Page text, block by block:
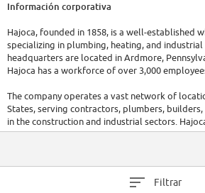
Información corporativa
Hajoca, founded in 1858, is a well-established
specializing in plumbing, heating, and industrial
headquarters are located in Ardmore,
Hajoca has a workforce of over 3,000
The company operates a vast network of
States, serving contractors, plumbers,
in the construction and industrial sectors.
includes a wide range of products, such as
its financial data is not publicly disclosed.
Filtrar